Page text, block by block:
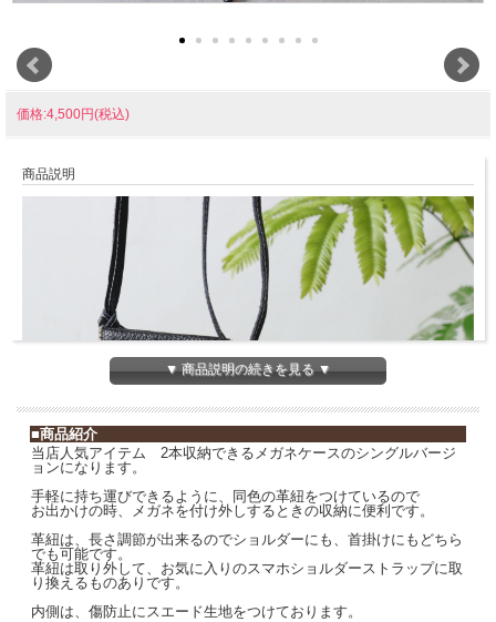
価格:4,500円(税込)
商品説明
▼ 商品説明の続きを見る ▼
■商品紹介
当店人気アイテム 2本収納できるメガネケースのシングルバージ
ョンになります。
手軽に持ち運びできるように、同色の革紐をつけているので
お出かけの時、メガネを付け外しするときの収納に便利です。
革紐は、長さ調節が出来るのでショルダーにも、首掛けにもどちら
でも可能です。
革紐は取り外して、お気に入りのスマホショルダーストラップに取
り換えるものありです。
内側は、傷防止にスエード生地をつけております。